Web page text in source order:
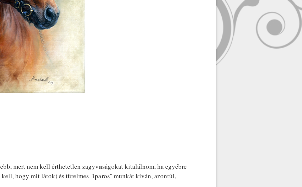
mert nem kell érthetetlen zagyvaságokat kitalálnom, ha egyébre
kell, hogy mit látok) és türelmes "iparos" munkát kíván, azontúl,